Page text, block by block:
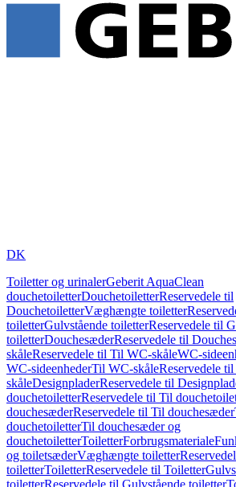
DK
Toiletter og urinalerGeberit AquaClean
douchetoiletterDouchetoiletterReservedele til
DouchetoiletterVæghængte toiletter
toiletterGulvstående toiletterReservedele til
toiletterDouchesæderReservedele til
skåleReservedele til Til WC-skåleWC-
WC-sideenhederTil WC-skåleReservedele
skåleDesignpladerReservedele til
douchetoiletterReservedele til Til
douchesæderReservedele til Til douchesæder
douchetoiletterTil douchesæder og
douchetoiletterToiletterForbrugsmateriale
og toiletsæderVæghængte toiletter
toiletterToiletterReservedele til Toiletter
toiletterReservedele til Gulvstående toiletter